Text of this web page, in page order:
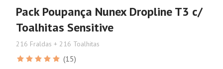
Pack Poupança Nunex Dropline T3 c/
Toalhitas Sensitive
216 Fraldas + 216 Toalhitas
(15)